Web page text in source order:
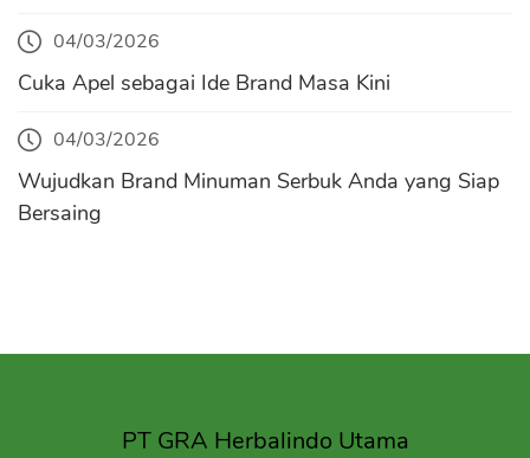
04/03/2026
Cuka Apel sebagai Ide Brand Masa Kini
04/03/2026
Wujudkan Brand Minuman Serbuk Anda yang Siap
Bersaing
PT GRA Herbalindo Utama